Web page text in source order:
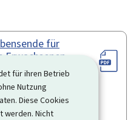
für ihren Betrieb
Nutzung
Diese Cookies
werden. Nicht
für
Erwachsenen,
in der
18.10.2023